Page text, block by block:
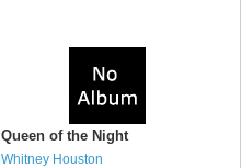
Queen of the Night
Whitney Houston